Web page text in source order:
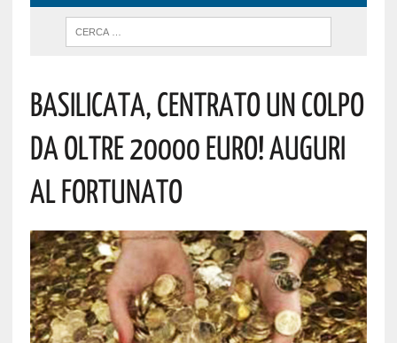
Basilicata, Centrato Un Colpo
Da Oltre 20000 Euro! Auguri
Al Fortunato